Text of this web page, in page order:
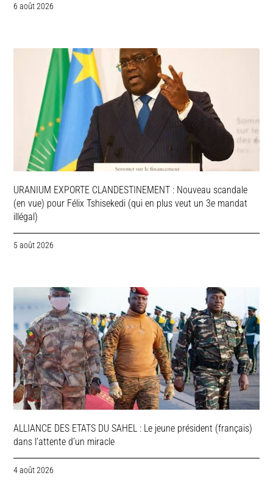
6 août 2026
URANIUM EXPORTE CLANDESTINEMENT : Nouveau scandale
(en vue) pour Félix Tshisekedi (qui en plus veut un 3e mandat
illégal)
5 août 2026
ALLIANCE DES ETATS DU SAHEL : Le jeune président (français)
dans l’attente d’un miracle
4 août 2026